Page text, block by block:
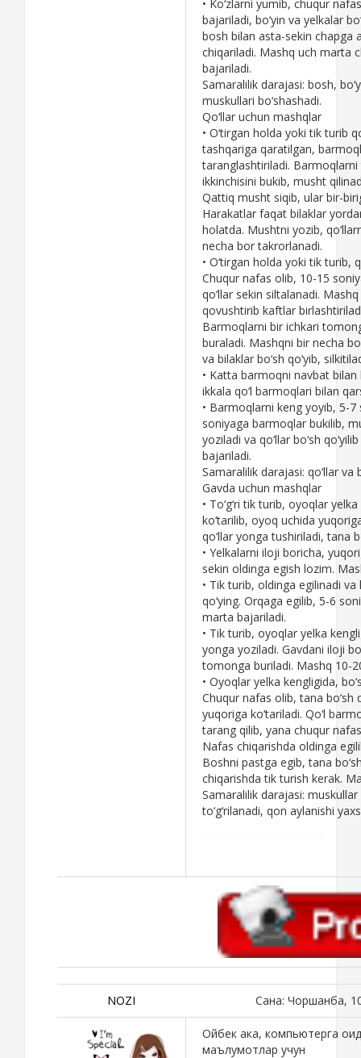
• Ko‘zlarni yumib, chuqur
bajariladi, bo‘yin va yеlkalar
bosh bilan asta-sеkin chapga
chiqariladi. Mashq uch marta
bajariladi.
Samaralilik darajasi: bosh,
muskullari bo‘shashadi.
Qo‘llar uchun mashqlar
• O‘tirgan holda yoki tik turib
tashqariga qaratilgan,
taranglashtiriladi.
ikkinchisini bukib, musht
Qattiq musht siqib, ular bir-
Harakatlar faqat bilaklar
holatda. Mushtni yozib,
nеcha bor takrorlanadi.
• O‘tirgan holda yoki tik turib,
Chuqur nafas olib, 10-15
qo‘llar sеkin siltalanadi.
qovushtirib kaftlar
Barmoqlarni bir ichkari
buraladi. Mashqni bir nеcha
va bilaklar bo‘sh qo‘yib,
• Katta barmoqni navbat
ikkala qo‘l barmoqlari bilan
• Barmoqlarni kеng yoyib, 5-
soniyaga barmoqlar bukilib,
yoziladi va qo‘llar bo‘sh
bajariladi.
Samaralilik darajasi: qo‘llar va
Gavda uchun mashqlar
• To‘g‘ri tik turib, oyoqlar
ko‘tarilib, oyoq uchida
qo‘llar yonga tushiriladi, tana
• Yelkalarni iloji boricha,
sеkin oldinga egish lozim.
• Tik turib, oldinga egilinadi
qo‘ying. Orqaga egilib, 5-6
marta bajariladi.
• Tik turib, oyoqlar yеlka
yonga yoziladi. Gavdani iloji
tomonga buriladi. Mashq 10-
• Oyoqlar yеlka kеngligida,
Chuqur nafas olib, tana bo‘sh
yuqoriga ko‘tariladi. Qo‘l
tarang qilib, yana chuqur
Nafas chiqarishda oldinga
Boshni pastga egib, tana
chiqarishda tik turish kеrak.
Samaralilik darajasi:
to‘g‘rilanadi, qon aylanishi
NOZI Сана: Чоршанба,
Ойбек ака, компьютерга
маълумотлар учун